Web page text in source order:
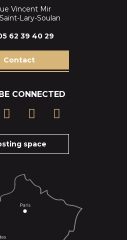
Vincent Mir
Lary-Soulan
62 39 40 29
Contact
CONNECTED
space